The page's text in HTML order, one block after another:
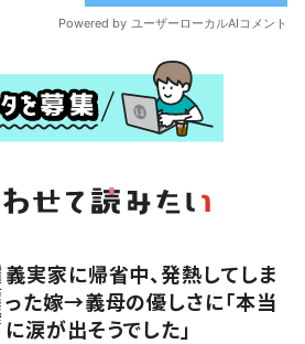
義実家に帰省中、発熱してしま
った嫁→義母の優しさに「本当
に涙が出そうでした」